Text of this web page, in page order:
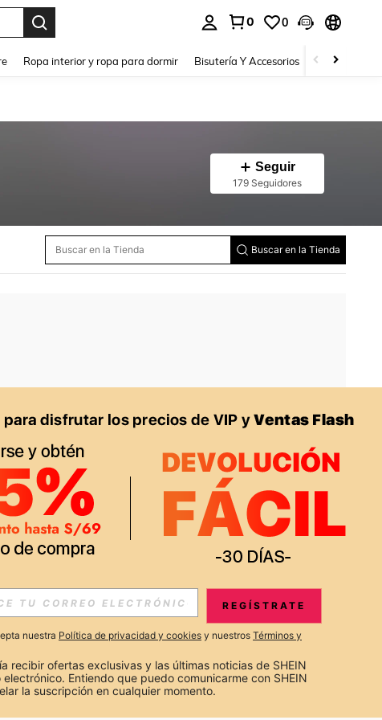
0 0
Ropa interior y ropa para dormir Bisutería Y Accesorios Zapatos
Seguir
179 Seguidores
Buscar en la Tienda
APP
EXCLUSIVAS, PROMOCIONES Y NOTICIAS DE SHEIN
Suscribir
REGÍSTRATE
nuestra Política de privacidad y cookies y nuestros Términos y
recibir ofertas exclusivas y las últimas noticias de SHEIN
electrónico. Entiendo que puedo comunicarme con SHEIN
la suscripción en cualquier momento.